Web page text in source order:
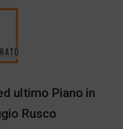
ultimo Piano in
Rusco